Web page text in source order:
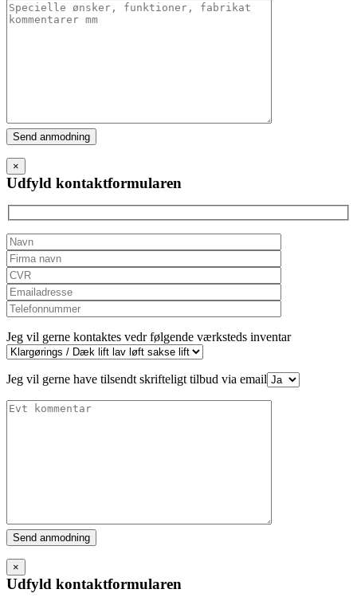
Please
leave
this
field
empty.
×
Udfyld kontaktformularen
Jeg vil gerne kontaktes vedr følgende værksteds inventar
Jeg vil gerne have tilsendt skrifteligt tilbud via email
Please
leave
this
field
empty.
×
Udfyld kontaktformularen